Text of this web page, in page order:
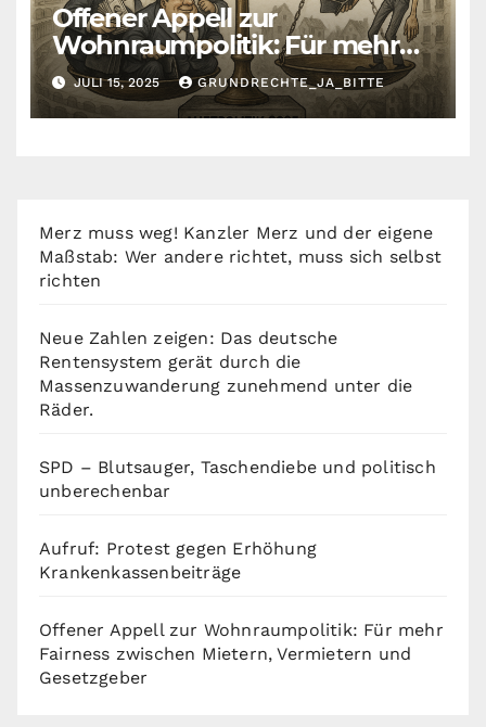
Offener Appell zur
Wohnraumpolitik: Für mehr
Fairness zwischen Mietern,
Vermietern und Gesetzgeber
JULI 15, 2025 GRUNDRECHTE_JA_BITTE
Merz muss weg! Kanzler Merz und der eigene
Maßstab: Wer andere richtet, muss sich selbst
richten
Neue Zahlen zeigen: Das deutsche
Rentensystem gerät durch die
Massenzuwanderung zunehmend unter die
Räder.
SPD – Blutsauger, Taschendiebe und politisch
unberechenbar
Aufruf: Protest gegen Erhöhung
Krankenkassenbeiträge
Offener Appell zur Wohnraumpolitik: Für mehr
Fairness zwischen Mietern, Vermietern und
Gesetzgeber